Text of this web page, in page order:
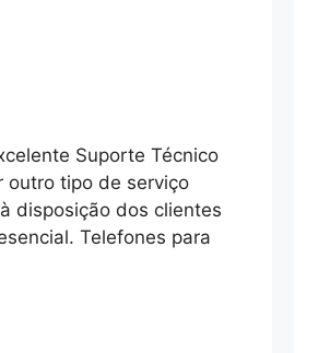
Suporte Técnico
outro tipo de serviço
disposição dos clientes
Telefones para